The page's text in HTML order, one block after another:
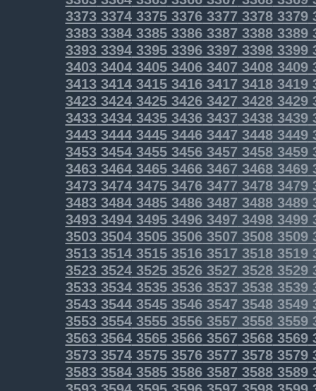
3373337433753376337733783379
3383338433853386338733883389
3393339433953396339733983399
3403340434053406340734083409
3413341434153416341734183419
3423342434253426342734283429
3433343434353436343734383439
34433444344534463447 34483449
34533454345534563457 34583459
3463346434653466346734683469
34733474347534763477 34783479
34833484348534863487 34883489
34933494349534963497 34983499
35033504350535063507 35083509
35133514351535163517 35183519
35233524352535263527 35283529
35333534353535363537 35383539
35433544354535463547 35483549
35533554355535563557 35583559
3563356435653566356735683569
3573357435753576357735783579
3583358435853586358735883589